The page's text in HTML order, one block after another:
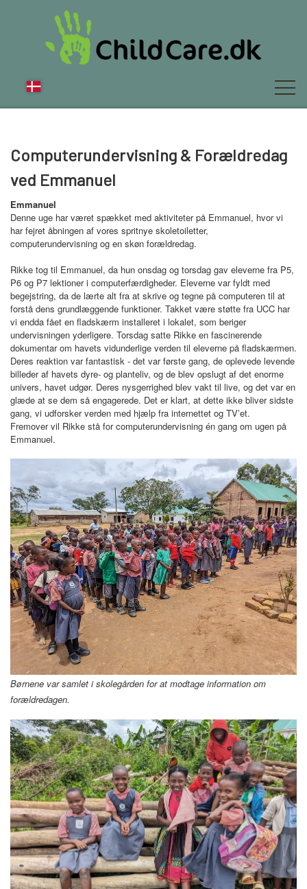
OM OS
NYT
FAQ
BLIV FADDER
WEBSHOP
PROJEKTER
LOGIN
SPONSOR-LOGIN
Computerundervisning & Forældredag
ved Emmanuel
Emmanuel
Denne uge har været spækket med aktiviteter på Emmanuel, hvor vi
har fejret åbningen af vores spritnye skoletoiletter,
computerundervisning og en skøn forældredag.
Rikke tog til Emmanuel, da hun onsdag og torsdag gav eleverne fra P5,
P6 og P7 lektioner i computerfærdigheder. Eleverne var fyldt med
begejstring, da de lærte alt fra at skrive og tegne på computeren til at
forstå dens grundlæggende funktioner. Takket være støtte fra UCC har
vi endda fået en fladskærm installeret i lokalet, som beriger
undervisningen yderligere. Torsdag satte Rikke en fascinerende
dokumentar om havets vidunderlige verden til eleverne på fladskærmen.
Deres reaktion var fantastisk - det var første gang, de oplevede levende
billeder af havets dyre- og planteliv, og de blev opslugt af det enorme
univers, havet udgør. Deres nysgerrighed blev vakt til live, og det var en
glæde at se dem så engagerede. Det er klart, at dette ikke bliver sidste
gang, vi udforsker verden med hjælp fra internettet og TV’et.
Fremover vil Rikke stå for computerundervisning én gang om ugen på
Emmanuel.
Børnene var samlet i skolegården for at modtage information om
forældredagen.